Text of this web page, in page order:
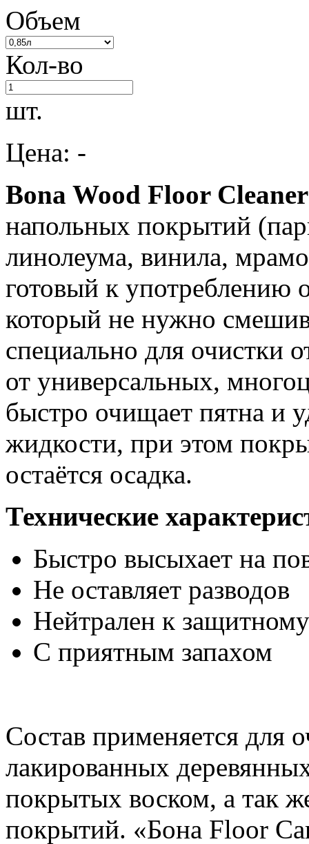
Объем
Кол-во
шт.
Цена: -
Bona Wood Floor Cleaner
напольных покрытий
линолеума, винила,
готовый к употреблению
который не нужно
специально для очистки
от универсальных,
быстро очищает пятна и
жидкости, при этом
остаётся осадка.
Технические
Быстро высыхает на
Не оставляет разводов
Нейтрален к
С приятным запахом
Состав применяется для
лакированных
покрытых воском, а так
покрытий. «Бона Floor